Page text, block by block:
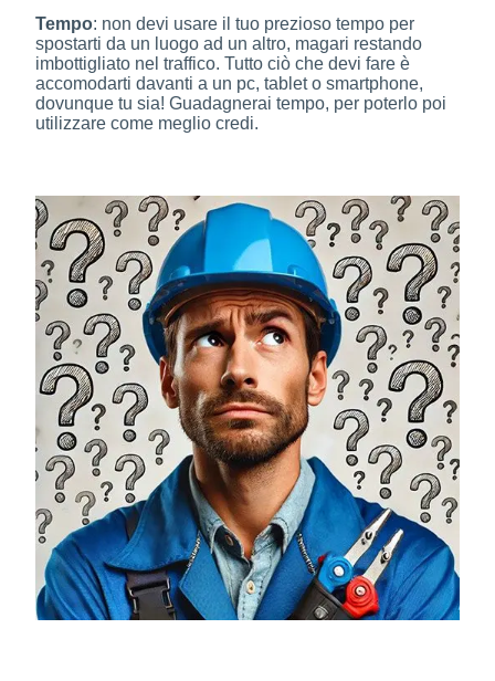
Tempo: non devi usare il tuo prezioso tempo per
spostarti da un luogo ad un altro, magari restando
imbottigliato nel traffico. Tutto ciò che devi fare è
accomodarti davanti a un pc, tablet o smartphone,
dovunque tu sia! Guadagnerai tempo, per poterlo poi
utilizzare come meglio credi.